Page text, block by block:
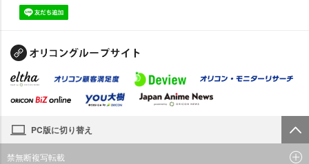
PC版に切り替え
禁無断複写転載